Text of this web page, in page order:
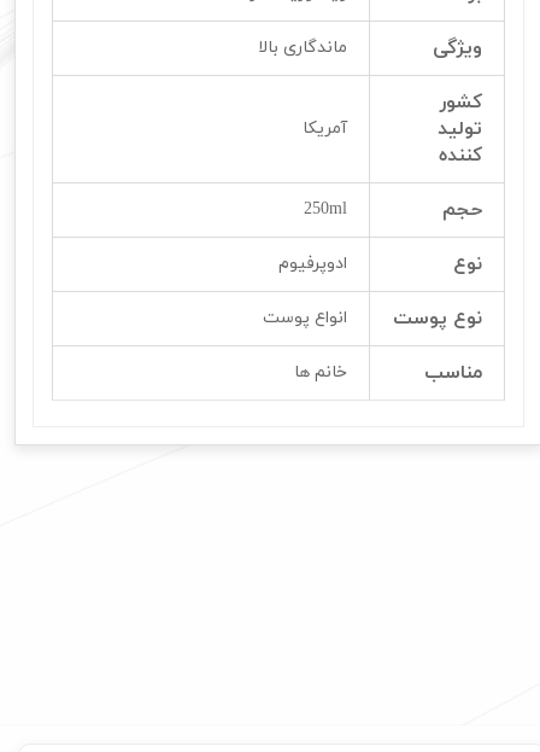
ویژگی ماندگاری بالا
کشور
تولید
کننده
آمریکا
حجم 250ml
نوع ادوپرفیوم
نوع پوست انواع پوست
مناسب خانم ها